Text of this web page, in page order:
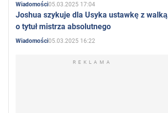
Wiadomości05.03.2025 17:04
Joshua szykuje dla Usyka ustawkę z walką
o tytuł mistrza absolutnego
Wiadomości05.03.2025 16:22
REKLAMA